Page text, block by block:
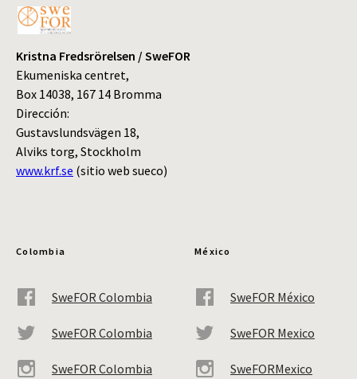
Kristna Fredsrörelsen / SweFOR
Ekumeniska centret,
Box 14038, 167 14 Bromma
Dirección:
Gustavslundsvägen 18,
Alviks torg, Stockholm
www.krf.se (sitio web sueco)
Colombia
SweFOR Colombia
SweFOR Colombia
SweFOR Colombia
México
SweFOR México
SweFOR Mexico
SweFORMexico